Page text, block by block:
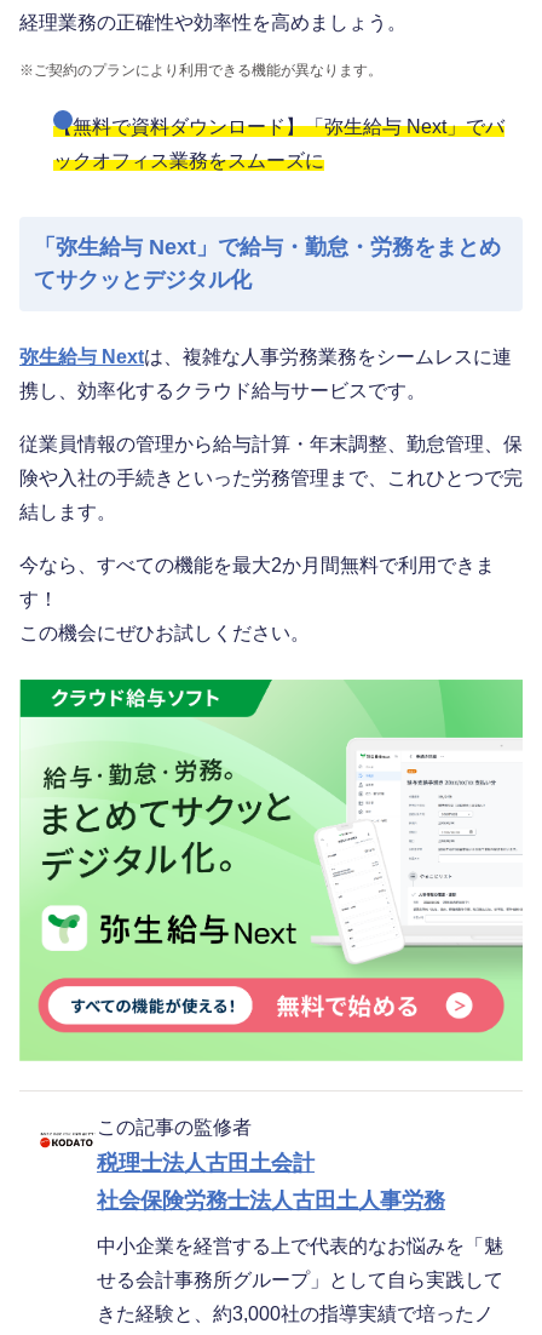
経理業務の正確性や効率性を高めましょう。
※ ご契約のプランにより利用できる機能が異なります。
【無料で資料ダウンロード】「弥生給与 Next」でバ
ックオフィス業務をスムーズに
「弥生給与 Next」で給与・勤怠・労務をまとめ
てサクッとデジタル化
弥生給与 Nextは、複雑な人事労務業務をシームレスに連
携し、効率化するクラウド給与サービスです。
従業員情報の管理から給与計算・年末調整、勤怠管理、保
険や入社の手続きといった労務管理まで、これひとつで完
結します。
今なら、すべての機能を最大2か月間無料で利用できま
す！
この機会にぜひお試しください。
この記事の監修者
税理士法人古田土会計
社会保険労務士法人古田土人事労務
中小企業を経営する上で代表的なお悩みを「魅
せる会計事務所グループ」として自ら実践して
きた経験と、約3,000社の指導実績で培ったノ